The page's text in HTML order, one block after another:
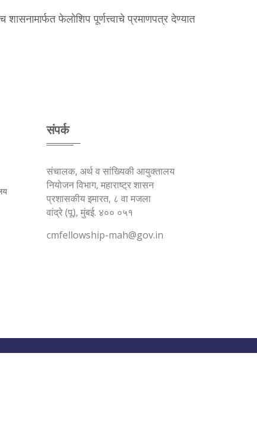
फेलोशिप पूर्णत्त्वाचे प्रमाणपत्र देण्यात
संपर्क
संचालक, अर्थ व सांख्यिकी आयुक्तालय
नियोजन विभाग, महाराष्ट्र शासन
प्रशासकीय इमारत, ८ वा मजला
वांद्रे (पू), मुंबई. ४०० ०५१
cmfellowship-mah@gov.in